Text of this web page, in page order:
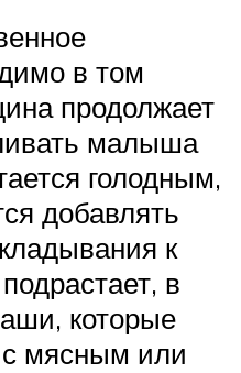
в том
продолжает
малыша
голодным,
добавлять
к
в
которые
с мясным или